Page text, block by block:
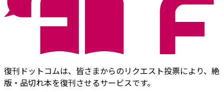
復刊ドットコムは、皆さまからのリクエスト投票により、絶
版・品切れ本を復刊させるサービスです。